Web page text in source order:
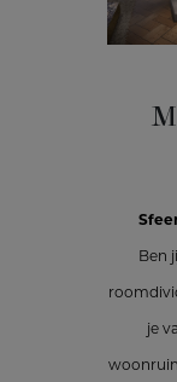
Ben
je